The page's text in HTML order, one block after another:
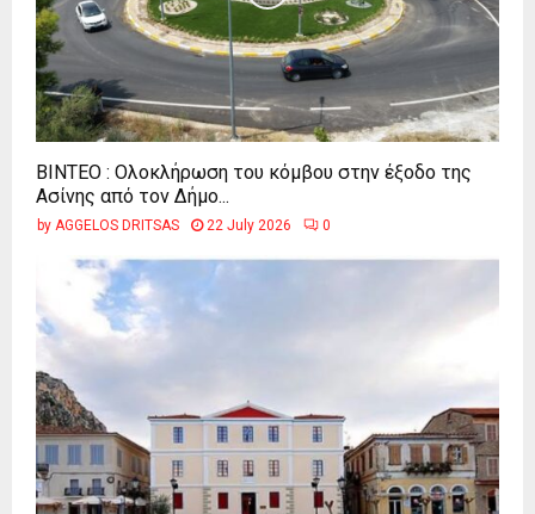
ΒΙΝΤΕΟ : Ολοκλήρωση του κόμβου στην έξοδο της
Ασίνης από τον Δήμο...
by AGGELOS DRITSAS 22 July 2026 0